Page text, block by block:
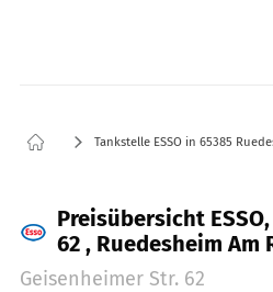
Tankstelle ESSO in 65385
Preisübersicht
62 , Ruedesheim Am
Geisenheimer Str. 62